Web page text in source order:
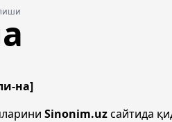
на]
Sinonim.uzсайтида